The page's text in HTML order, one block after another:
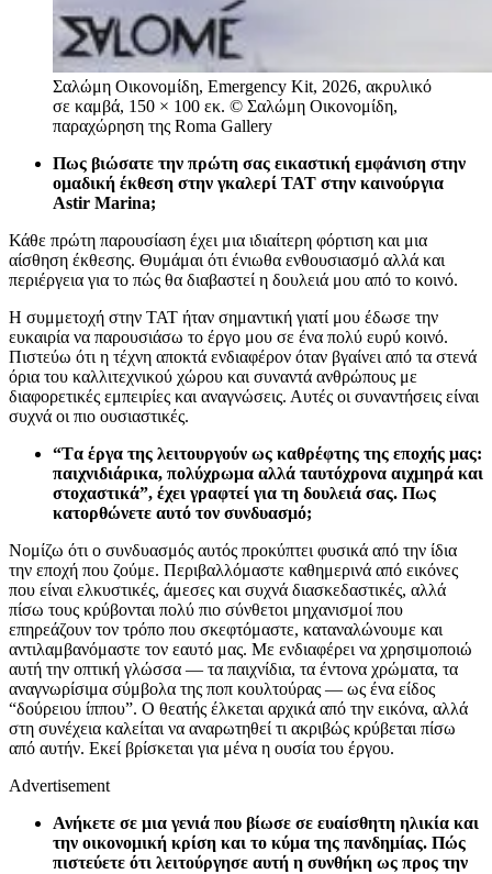
Σαλώμη Οικονομίδη, Emergency Kit, 2026, ακρυλικό
σε καμβά, 150 × 100 εκ. © Σαλώμη Οικονομίδη,
παραχώρηση της Roma Gallery
Πως βιώσατε την πρώτη σας εικαστική εμφάνιση στην
ομαδική έκθεση στην γκαλερί TAT στην καινούργια
Astir Marina;
Κάθε πρώτη παρουσίαση έχει μια ιδιαίτερη φόρτιση και μια
αίσθηση έκθεσης. Θυμάμαι ότι ένιωθα ενθουσιασμό αλλά και
περιέργεια για το πώς θα διαβαστεί η δουλειά μου από το κοινό.
Η συμμετοχή στην TAT ήταν σημαντική γιατί μου έδωσε την
ευκαιρία να παρουσιάσω το έργο μου σε ένα πολύ ευρύ κοινό.
Πιστεύω ότι η τέχνη αποκτά ενδιαφέρον όταν βγαίνει από τα στενά
όρια του καλλιτεχνικού χώρου και συναντά ανθρώπους με
διαφορετικές εμπειρίες και αναγνώσεις. Αυτές οι συναντήσεις είναι
συχνά οι πιο ουσιαστικές.
“Tα έργα της λειτουργούν ως καθρέφτης της εποχής μας:
παιχνιδιάρικα, πολύχρωμα αλλά ταυτόχρονα αιχμηρά και
στοχαστικά”, έχει γραφτεί για τη δουλειά σας. Πως
κατορθώνετε αυτό τον συνδυασμό;
Νομίζω ότι ο συνδυασμός αυτός προκύπτει φυσικά από την ίδια
την εποχή που ζούμε. Περιβαλλόμαστε καθημερινά από εικόνες
που είναι ελκυστικές, άμεσες και συχνά διασκεδαστικές, αλλά
πίσω τους κρύβονται πολύ πιο σύνθετοι μηχανισμοί που
επηρεάζουν τον τρόπο που σκεφτόμαστε, καταναλώνουμε και
αντιλαμβανόμαστε τον εαυτό μας. Με ενδιαφέρει να χρησιμοποιώ
αυτή την οπτική γλώσσα — τα παιχνίδια, τα έντονα χρώματα, τα
αναγνωρίσιμα σύμβολα της ποπ κουλτούρας — ως ένα είδος
“δούρειου ίππου”. Ο θεατής έλκεται αρχικά από την εικόνα, αλλά
στη συνέχεια καλείται να αναρωτηθεί τι ακριβώς κρύβεται πίσω
από αυτήν. Εκεί βρίσκεται για μένα η ουσία του έργου.
Advertisement
Ανήκετε σε μια γενιά που βίωσε σε ευαίσθητη ηλικία και
την οικονομική κρίση και το κύμα της πανδημίας. Πώς
πιστεύετε ότι λειτούργησε αυτή η συνθήκη ως προς την